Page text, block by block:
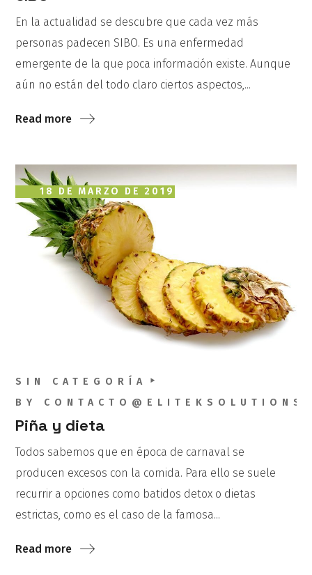
En la actualidad se descubre que cada vez más
personas padecen SIBO. Es una enfermedad
emergente de la que poca información existe. Aunque
aún no están del todo claro ciertos aspectos,...
Read more
18 DE MARZO DE 2019
SIN CATEGORÍA
BY
Piña y dieta
Todos sabemos que en época de carnaval se
producen excesos con la comida. Para ello se suele
recurrir a opciones como batidos detox o dietas
estrictas, como es el caso de la famosa...
Read more